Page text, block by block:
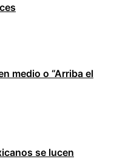
medio o “Arriba el
se lucen